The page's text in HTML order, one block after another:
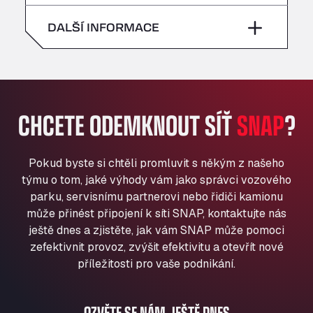
Klaverbladstaat 21, 3560
American Truck Wash
Andamur La Junquera
Andamur Pamplona
A-15 Salida Imarcoain, 31119
Andamur San Roman II
Aut A1 Exit 385, 01207
Anglia Motel
Washway Road, PE12 8LT
Anpol Sp. z o.o.
Aqua Ariva GmbH
neděle –
neděle –
DALŠÍ INFORMACE
CHCETE ODEMKNOUT SÍŤSNAP?
Pokud byste si chtěli promluvit s někým z našeho
týmu o tom, jaké výhody vám jako správci vozového
parku, servisnímu partnerovi nebo řidiči kamionu
může přinést připojení k síti SNAP, kontaktujte nás
ještě dnes a zjistěte, jak vám SNAP může pomoci
zefektivnit provoz, zvýšit efektivitu a otevřít nové
příležitosti pro vaše podnikání.